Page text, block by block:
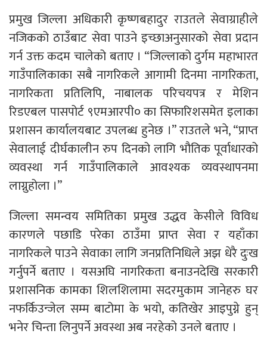
प्रमुख जिल्ला अधिकारी कृष्णबहादुर राउतले सेवाग्राहीले
नजिकको ठाउँबाट सेवा पाउने इच्छाअनुसारको सेवा प्रदान
गर्न उक्त कदम चालेको बताए । “जिल्लाको दुर्गम महाभारत
गाउँपालिकाका सबै नागरिकले आगामी दिनमा नागरिकता,
नागरिकता प्रतिलिपि, नाबालक परिचयपत्र र मेशिन
रिडएबल पासपोर्ट ९एमआरपी० का सिफारिशसमेत इलाका
प्रशासन कार्यालयबाट उपलब्ध हुनेछ ।” राउतले भने, “प्राप्त
सेवालाई दीर्घकालीन रुप दिनको लागि भौतिक पूर्वाधारको
व्यवस्था गर्न गाउँपालिकाले आवश्यक व्यवस्थापनमा
लाग्नुहोला ।”
जिल्ला समन्वय समितिका प्रमुख उद्धव केसीले विविध
कारणले पछाडि परेका ठाउँमा प्राप्त सेवा र यहाँका
नागरिकले पाउने सेवाका लागि जनप्रतिनिधिले अझ धेरै दुःख
गर्नुपर्ने बताए । यसअघि नागरिकता बनाउनदेखि सरकारी
प्रशासनिक कामका शिलशिलामा सदरमुकाम जानेहरु घर
नफर्किउन्जेल सम्म बाटोमा के भयो, कतिखेर आइपुग्ने हुन्
भनेर चिन्ता लिनुपर्ने अवस्था अब नरहेको उनले बताए ।